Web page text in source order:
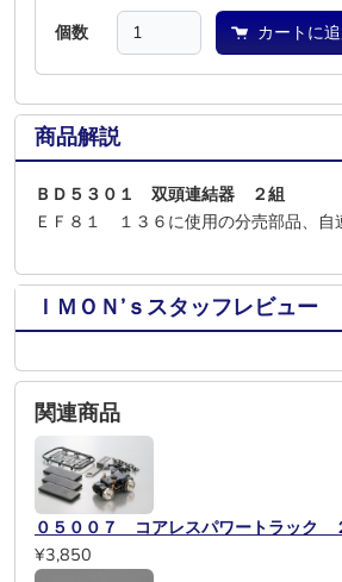
個数 カートに
商品解説
ＢＤ５３０１ 双頭連結器 ２組
ＥＦ８１ １３６に使用の分売部品、自
ＩＭＯＮ’ｓスタッフレビュー
関連商品
０５００７ コアレスパワートラック
¥3,850